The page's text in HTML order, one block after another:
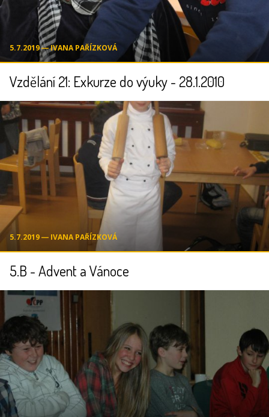
5.7.2019 ― IVANA PAŘÍZKOVÁ
Vzdělání 21: Exkurze do výuky - 28.1.2010
5.7.2019 ― IVANA PAŘÍZKOVÁ
5.B - Advent a Vánoce